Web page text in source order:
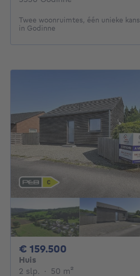
Twee woonruimtes, één unieke kans
in Godinne
€ 159.500
Huis
2 slp. 2 slaapkamers
· 50 m²